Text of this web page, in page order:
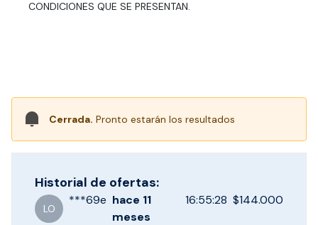
CONDICIONES QUE SE PRESENTAN.
Cerrada. Pronto estarán los resultados
Historial de ofertas:
LO
***69e hace 11
meses
16:55:28 $144.000